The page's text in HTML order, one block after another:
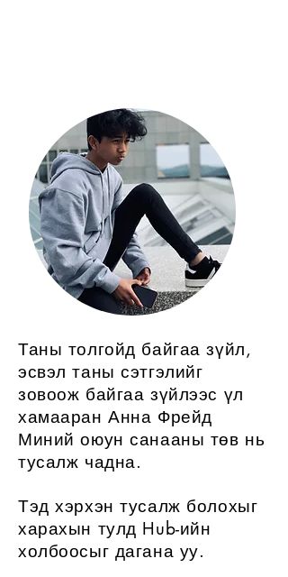
Таны толгойд байгаа зүйл,
эсвэл таны сэтгэлийг
зовоож байгаа зүйлээс үл
хамааран Анна Фрейд
Миний оюун санааны төв нь
тусалж чадна.
Тэд хэрхэн тусалж болохыг
харахын тулд Hub-ийн
холбоосыг дагана уу.